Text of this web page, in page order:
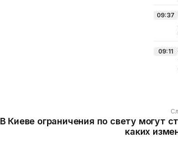
09:37
09:11
В Киеве ограничения по свету могут
каких